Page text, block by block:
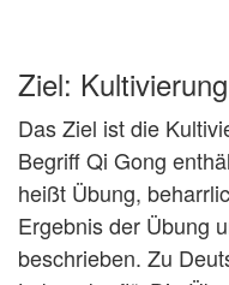
Ziel:
Das Ziel ist die
Begriff Qi Gong
heißt Übung,
Ergebnis der Übung
beschrieben. Zu